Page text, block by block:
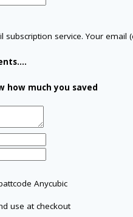
subscription service. Your
how much you saved
Anycubic
use at checkout